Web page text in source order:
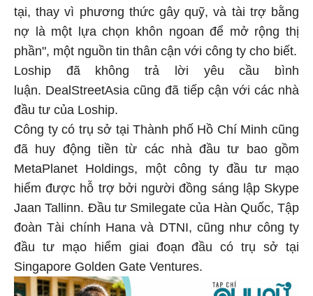
tại, thay vì phương thức gây quỹ, và tài trợ bằng
nợ là một lựa chọn khôn ngoan để mở rộng thị
phần", một nguồn tin thân cận với công ty cho biết.
Loship đã không trả lời yêu cầu bình
luận. DealStreetAsia cũng đã tiếp cận với các nhà
đầu tư của Loship.
Công ty có trụ sở tại Thành phố Hồ Chí Minh cũng
đã huy động tiền từ các nhà đầu tư bao gồm
MetaPlanet Holdings, một công ty đầu tư mạo
hiểm được hỗ trợ bởi người đồng sáng lập Skype
Jaan Tallinn. Đầu tư Smilegate của Hàn Quốc, Tập
đoàn Tài chính Hana và DTNI, cũng như công ty
đầu tư mạo hiểm giai đoạn đầu có trụ sở tại
Singapore Golden Gate Ventures.